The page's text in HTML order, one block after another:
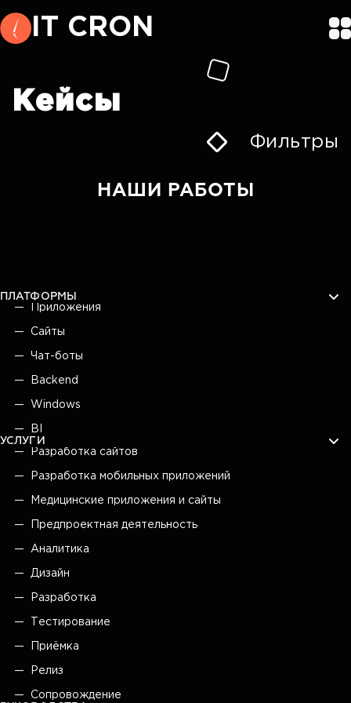
IT CRON
Кейсы
Фильтры
НАШИ РАБОТЫ
ПЛАТФОРМЫ
Приложения
Сайты
Чат-боты
Backend
Windows
BI
УСЛУГИ
Разработка сайтов
Разработка мобильных приложений
Медицинские приложения и сайты
Предпроектная деятельность
Аналитика
Дизайн
Разработка
Тестирование
Приёмка
Релиз
Сопровождение